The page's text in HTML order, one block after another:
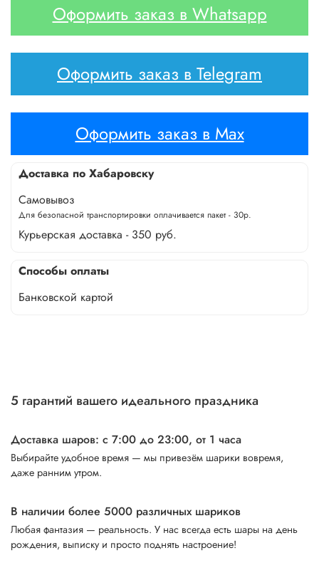
Оформить заказ в Whatsapp
Оформить заказ в Telegram
Оформить заказ в Max
Доставка по Хабаровску
Самовывоз
Для безопасной транспортировки оплачивается пакет - 30р.
Курьерская доставка - 350 руб.
Способы оплаты
Банковской картой
5 гарантий вашего идеального праздника
Доставка шаров: с 7:00 до 23:00, от 1 часа
Выбирайте удобное время — мы привезём шарики вовремя,
даже ранним утром.
В наличии более 5000 различных шариков
Любая фантазия — реальность. У нас всегда есть шары на день
рождения, выписку и просто поднять настроение!